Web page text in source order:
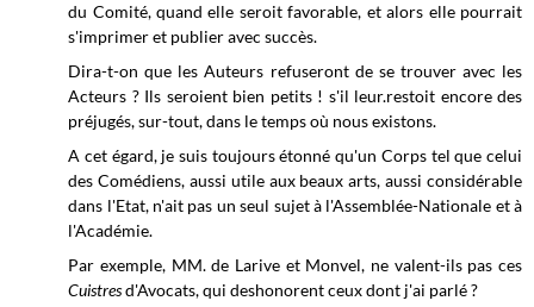
du Comité, quand elle seroit favorable, et alors elle pourrait
s'imprimer et publier avec succès.
Dira-t-on que les Auteurs refuseront de se trouver avec les
Acteurs ? Ils seroient bien petits ! s'il leur.restoit encore des
préjugés, sur-tout, dans le temps où nous existons.
A cet égard, je suis toujours étonné qu'un Corps tel que celui
des Comédiens, aussi utile aux beaux arts, aussi considérable
dans l'Etat, n'ait pas un seul sujet à l'Assemblée-Nationale et à
l'Académie.
Par exemple, MM. de Larive et Monvel, ne valent-ils pas ces
Cuistresd'Avocats, qui deshonorent ceux dont j'ai parlé ?